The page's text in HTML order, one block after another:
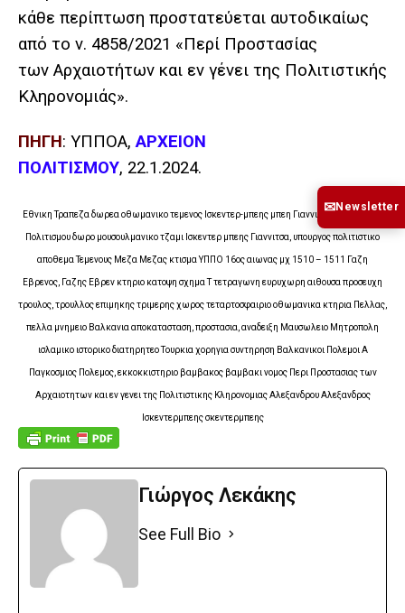
κάθε περίπτωση προστατεύεται αυτοδικαίως
από το ν. 4858/2021 «Περί Προστασίας
των Αρχαιοτήτων και εν γένει της Πολιτιστικής
Κληρονομιάς».
ΠΗΓΗ: ΥΠΠΟΑ,ΑΡΧΕΙΟΝ
ΠΟΛΙΤΙΣΜΟΥ, 22.1.2024.
Εθνικη Τραπεζα δωρεα οθωμανικο τεμενος Ισκεντερ-μπεης μπεη Γιαννιτσων, υπουργειο
Πολιτισμου δωρο μουσουλμανικο τζαμι Ισκεντερ μπεης Γιαννιτσα, υπουργος πολιτιστικο
αποθεμα Τεμενους Μεζα Μεζας κτισμα ΥΠΠΟ 16ος αιωνας μχ 1510 – 1511 Γαζη
Εβρενος, Γαζης Εβρεν κτηριο κατοψη σχημα Τ τετραγωνη ευρυχωρη αιθουσα προσευχη
τρουλος, τρουλλος επιμηκης τριμερης χωρος τεταρτοσφαιριο οθωμανικα κτηρια Πελλας,
πελλα μνημειο Βαλκανια αποκατασταση, προστασια, αναδειξη Μαυσωλειο Μητροπολη
ισλαμικο ιστορικο διατηρητεο Τουρκια χορηγια συντηρηση Βαλκανικοι Πολεμοι Α
Παγκοσμιος Πολεμος, εκκοκκιστηριο βαμβακος βαμβακι νομος Περι Προστασιας των
Αρχαιοτητων και εν γενει της Πολιτιστικης Κληρονομιας Αλεξανδρου Αλεξανδρος
Ισκεντερμπεης σκεντερμπεης
Γιώργος Λεκάκης
See Full Bio
✉Newsletter